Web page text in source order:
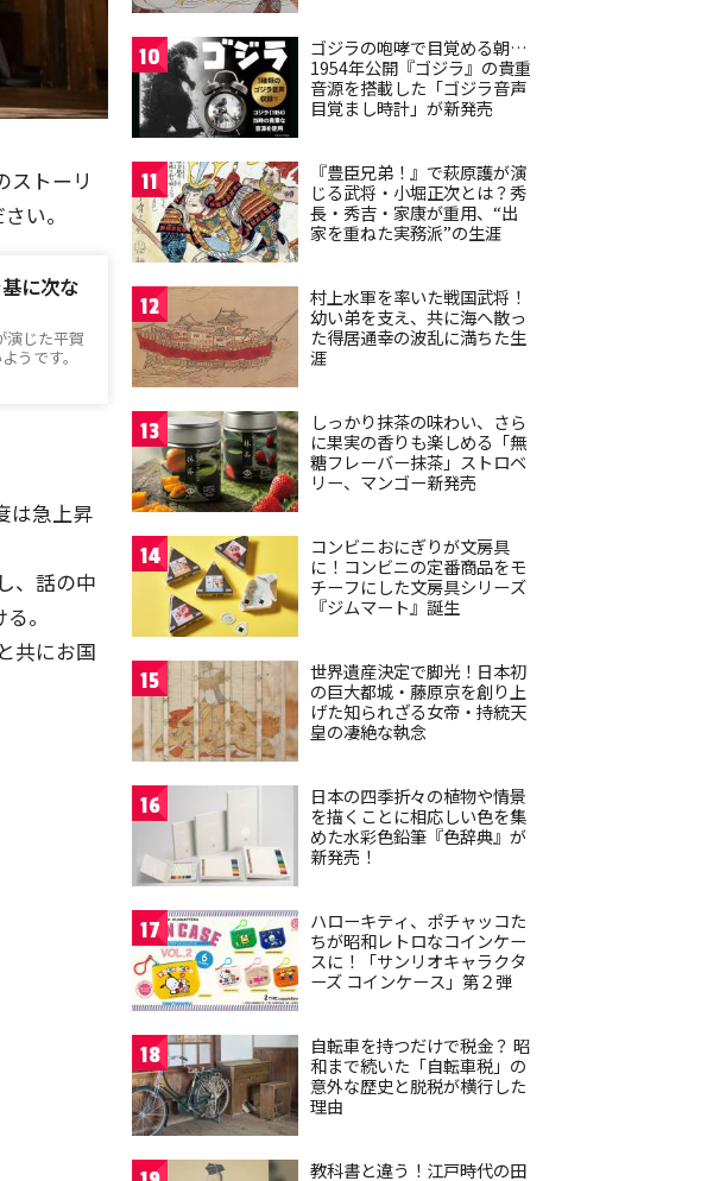
ストーリ
い。
に次な
演じた平賀
うです。
は急上昇
、話の中
。
共にお国
10
ゴジラの咆哮で目覚める朝…
1954年公開『ゴジラ』の貴重
音源を搭載した「ゴジラ音声
目覚まし時計」が新発売
11
『豊臣兄弟！』で萩原護が演
じる武将・小堀正次とは？秀
長・秀吉・家康が重用、“出
家を重ねた実務派”の生涯
12
村上水軍を率いた戦国武将！
幼い弟を支え、共に海へ散っ
た得居通幸の波乱に満ちた生
涯
13
しっかり抹茶の味わい、さら
に果実の香りも楽しめる「無
糖フレーバー抹茶」ストロベ
リー、マンゴー新発売
14
コンビニおにぎりが文房具
に！コンビニの定番商品をモ
チーフにした文房具シリーズ
『ジムマート』誕生
15
世界遺産決定で脚光！日本初
の巨大都城・藤原京を創り上
げた知られざる女帝・持統天
皇の凄絶な執念
16
日本の四季折々の植物や情景
を描くことに相応しい色を集
めた水彩色鉛筆『色辞典』が
新発売！
17
ハローキティ、ポチャッコた
ちが昭和レトロなコインケー
スに！「サンリオキャラクタ
ーズ コインケース」第２弾
18
自転車を持つだけで税金？ 昭
和まで続いた「自転車税」の
意外な歴史と脱税が横行した
理由
教科書と違う！江戸時代の田